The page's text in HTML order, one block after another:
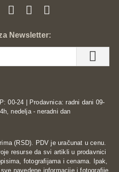
Newsletter:
00-24 | Prodavnica: radni dani 09-
nedelja - neradni dan
(RSD). PDV je uračunat u cenu.
resurse da svi artikli u prodavnici
fotografijama i cenama. Ipak,
navedene informacije i fotografije